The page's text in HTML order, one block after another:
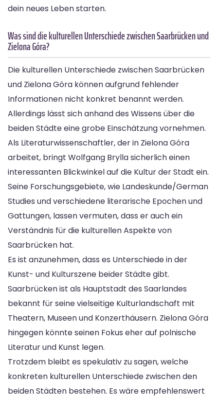
dein neues Leben starten.
Was sind die kulturellen Unterschiede zwischen Saarbrücken und
Zielona Góra?
Die kulturellen Unterschiede zwischen Saarbrücken
und Zielona Góra können aufgrund fehlender
Informationen nicht konkret benannt werden.
Allerdings lässt sich anhand des Wissens über die
beiden Städte eine grobe Einschätzung vornehmen.
Als Literaturwissenschaftler, der in Zielona Góra
arbeitet, bringt Wolfgang Brylla sicherlich einen
interessanten Blickwinkel auf die Kultur der Stadt ein.
Seine Forschungsgebiete, wie Landeskunde/German
Studies und verschiedene literarische Epochen und
Gattungen, lassen vermuten, dass er auch ein
Verständnis für die kulturellen Aspekte von
Saarbrücken hat.
Es ist anzunehmen, dass es Unterschiede in der
Kunst- und Kulturszene beider Städte gibt.
Saarbrücken ist als Hauptstadt des Saarlandes
bekannt für seine vielseitige Kulturlandschaft mit
Theatern, Museen und Konzerthäusern. Zielona Góra
hingegen könnte seinen Fokus eher auf polnische
Literatur und Kunst legen.
Trotzdem bleibt es spekulativ zu sagen, welche
konkreten kulturellen Unterschiede zwischen den
beiden Städten bestehen. Es wäre empfehlenswert